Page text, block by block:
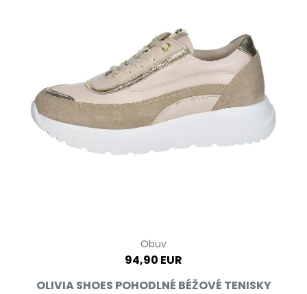
Obuv
94,90 EUR
OLIVIA SHOES POHODLNÉ BÉŽOVÉ TENISKY